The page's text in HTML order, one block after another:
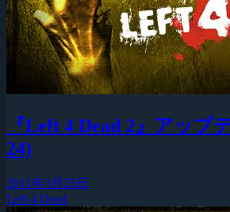
『Left 4 Dead 2』アップ
24)
2011年3月25日
Left 4 Dead